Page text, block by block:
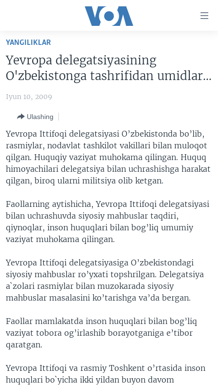
Boshiga
Qidiruvga
o'ting
AMERIKA
VATANDOSHLAR
MULTIMEDIA
AMERIKA MANZARALARI
XALQARO HAYOT
MOBIL-SALOM!
VIDEO
XABARLAR SURATLARDA
IJTIMOIY TARMOQLAR
FACEBOOK
INSTAGRAM
ODNOKLASSNIKI
TELEGRAM
TWITTER
SOUNDCLOUD
INGLIZ TILI DARSLARI
Learning English
VOA
YANGILIKLAR
Yevropa delegatsiyasining
O'zbekistonga tashrifidan umidlar...
Iyun 10, 2009
Ulashing
Yevropa Ittifoqi delegatsiyasi O’zbekistonda bo’lib,
rasmiylar, nodavlat tashkilot vakillari bilan muloqot
qilgan. Huquqiy vaziyat muhokama qilingan. Huquq
himoyachilari delegatsiya bilan uchrashishga harakat
qilgan, biroq ularni militsiya olib ketgan.
Faollarning aytishicha, Yevropa Ittifoqi delegatsiyasi
bilan uchrashuvda siyosiy mahbuslar taqdiri,
qiynoqlar, inson huquqlari bilan bog’liq umumiy
vaziyat muhokama qilingan.
Yevropa Ittifoqi delegatsiyasiga O’zbekistondagi
siyosiy mahbuslar ro’yxati topshrilgan. Delegatsiya
a`zolari rasmiylar bilan muzokarada siyosiy
mahbuslar masalasini ko’tarishga va’da bergan.
Faollar mamlakatda inson huquqlari bilan bog’liq
vaziyat tobora og’irlashib borayotganiga e’tibor
qaratgan.
Yevropa Ittifoqi va rasmiy Toshkent o’rtasida inson
huquqlari bo`yicha ikki yildan buyon davom